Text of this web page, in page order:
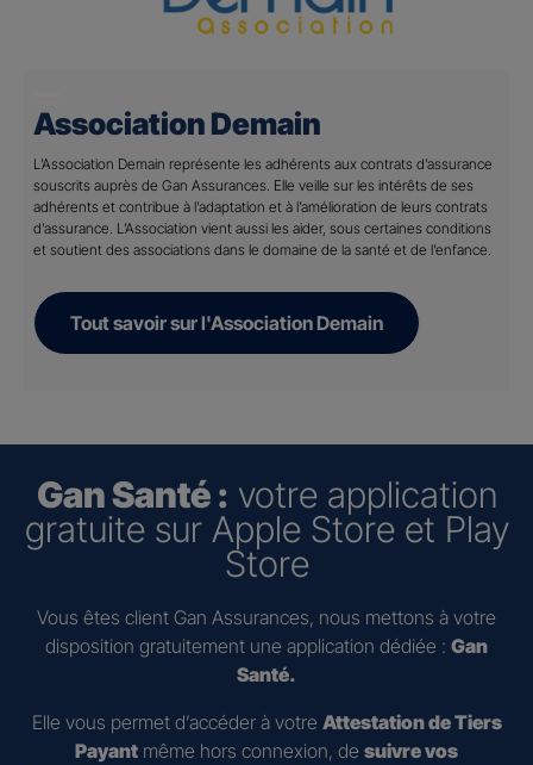
Association Demain
L’Association Demain représente les adhérents aux contrats d’assurance
souscrits auprès de Gan Assurances. Elle veille sur les intérêts de ses
adhérents et contribue à l’adaptation et à l’amélioration de leurs contrats
d’assurance. L’Association vient aussi les aider, sous certaines conditions
et soutient des associations dans le domaine de la santé et de l’enfance.
Tout savoir sur l'Association Demain
Gan Santé : votre application
gratuite sur Apple Store et Play
Store
Vous êtes client Gan Assurances, nous mettons à votre
disposition gratuitement une application dédiée : Gan
Santé.
Elle vous permet d’accéder à votre Attestation de Tiers
Payant même hors connexion, de suivre vos